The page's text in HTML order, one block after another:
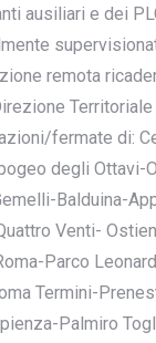
ausiliari e dei
remota
Territoriale
fermate di:
degli Ottavi-
Balduina-
Venti-
Parco
Termini-
Palmiro